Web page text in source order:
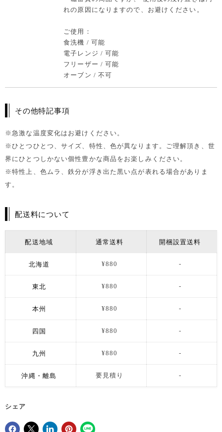
れの原因になりますので、お避けください。
ご使用：
食洗機 / 可能
電子レンジ / 可能
フリーザー / 可能
オーブン / 不可
その他特記事項
※急激な温度変化はお避けください。
※ひとつひとつ、サイズ、特性、色が異なります。ご理解頂き、世
界にひとつしかない個性豊かな商品をお楽しみください。
※特性上、色ムラ、鉄分が浮き出た黒い点が表れる場合がありま
す。
配送料について
配送地域 通常送料 開梱設置送料
北海道 ¥880 -
東北 ¥880 -
本州 ¥880 -
四国 ¥880 -
九州 ¥880 -
沖縄・離島 要見積り -
シェア